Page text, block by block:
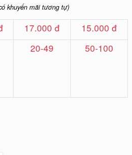
khuyến mãi tương tự)
17.000 đ 15.000 đ
20-49 50-100